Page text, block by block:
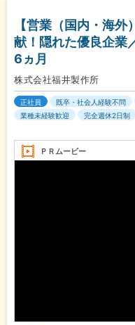
【営業（国内・海
献！隠れた優良企業
6ヵ月
株式会社福井製作所
正社員 既卒・社会人経験不問
業種未経験歓迎
完全週休2日制
ＰＲムービー